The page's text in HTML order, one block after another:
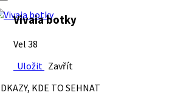
Vivaia botky
Vel 38
Uložit Zavřít
KDE TO SEHNAT